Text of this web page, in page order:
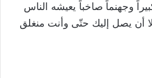
وجهنماً صاخباً يعيشه الناس
أن يصل إليك حتّى وأنت منغلق